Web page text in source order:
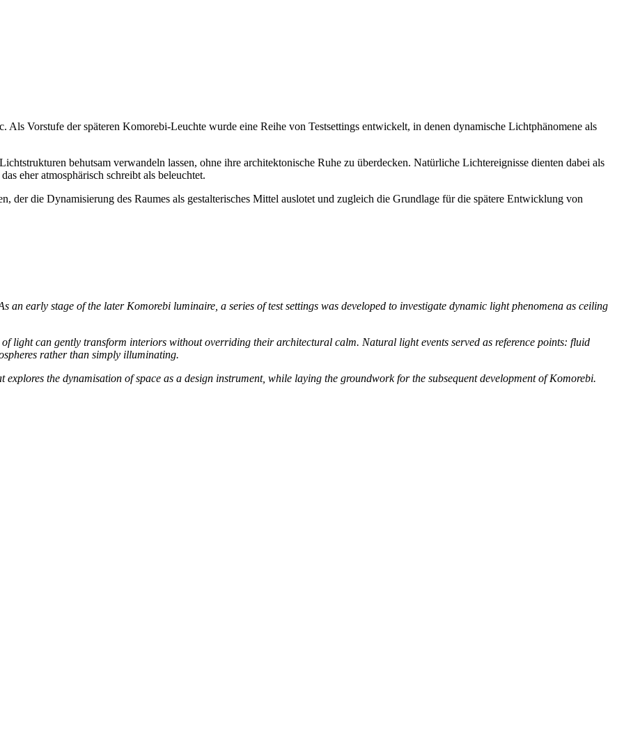
Vorstufe der späteren Komorebi-Leuchte wurde eine Reihe von Testsettings entwickelt, in denen dynamische Lichtphänomene als
behutsam verwandeln lassen, ohne ihre architektonische Ruhe zu überdecken. Natürliche Lichtereignisse dienten dabei als
eher atmosphärisch schreibt als beleuchtet.
der die Dynamisierung des Raumes als gestalterisches Mittel auslotet und zugleich die Grundlage für die spätere Entwicklung von
an early stage of the later Komorebi luminaire, a series of test settings was developed to investigate dynamic light phenomena as ceiling
light can gently transform interiors without overriding their architectural calm. Natural light events served as reference points: fluid
rather than simply illuminating.
the dynamisation of space as a design instrument, while laying the groundwork for the subsequent development of Komorebi.